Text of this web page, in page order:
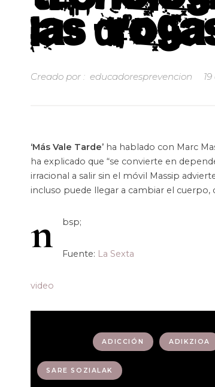
las
Creado por : educadoresprevencion
‘Más Vale Tarde’ ha hablado con Marc
ha explicado que “se convierte en
irracional a salir sin el móvil Massip
incluso puede llegar a cambiar el cuerpo,
n bsp;
Fuente: La Sexta
video
ADICCIÓN ADIKZIOA
SARE SOZIALAK